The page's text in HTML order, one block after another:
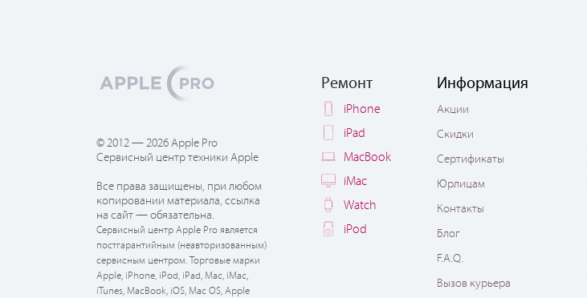
© 2012 — 2026 Apple Pro
Сервисный центр техники Apple
Все права защищены, при любом
копировании материала, ссылка
на сайт — обязательна.
Сервисный центр Apple Pro является
постгарантийным (неавторизованным)
сервисным центром. Торговые марки
Apple, iPhone, iPod, iPad, Mac, iMac,
iTunes, MacBook, iOS, Mac OS, Apple
Ремонт
iPhone
iPad
MacBook
iMac
Watch
iPod
Информация
Акции
Скидки
Сертификаты
Юрлицам
Контакты
Блог
F.A.Q.
Вызов курьера